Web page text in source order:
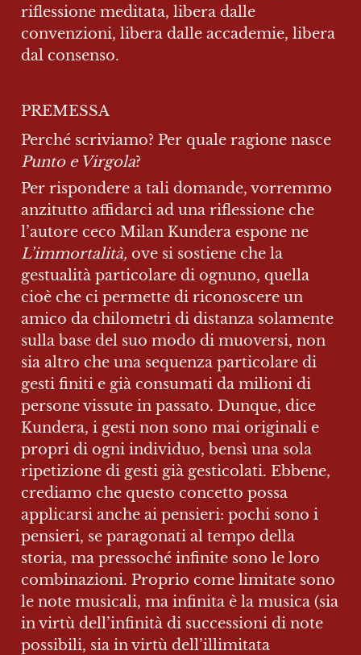
riflessione meditata, libera dalle
convenzioni, libera dalle accademie, libera
dal consenso.
PREMESSA
Perché scriviamo? Per quale ragione nasce
Punto e Virgola?
Per rispondere a tali domande, vorremmo
anzitutto affidarci ad una riflessione che
L’immortalità, ove si sostiene che la
gestualità particolare di ognuno, quella
cioè che ci permette di riconoscere un
amico da chilometri di distanza solamente
sulla base del suo modo di muoversi, non
sia altro che una sequenza particolare di
gesti finiti e già consumati da milioni di
persone vissute in passato. Dunque, dice
Kundera, i gesti non sono mai originali e
propri di ogni individuo, bensì una sola
ripetizione di gesti già gesticolati. Ebbene,
crediamo che questo concetto possa
applicarsi anche ai pensieri: pochi sono i
pensieri, se paragonati al tempo della
storia, ma pressoché infinite sono le loro
combinazioni. Proprio come limitate sono
le note musicali, ma infinita è la musica (sia
in virtù dell’infinità di successioni di note
possibili, sia in virtù dell’illimitata